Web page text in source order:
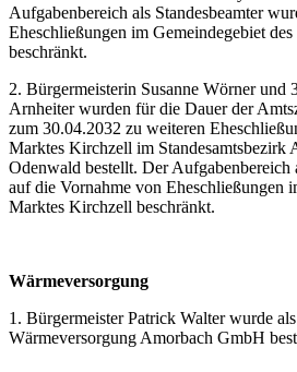
Aufgabenbereich als Standesbeamter
Eheschließungen im Gemeindegebiet
beschränkt.
2. Bürgermeisterin Susanne Wörner und
Arnheiter wurden für die Dauer der
zum 30.04.2032 zu weiteren
Marktes Kirchzell im Standesamtsbezirk
Odenwald bestellt. Der Aufgabenbereich
auf die Vornahme von Eheschließungen
Marktes Kirchzell beschränkt.
Wärmeversorgung
1. Bürgermeister Patrick Walter wurde
Wärmeversorgung Amorbach GmbH